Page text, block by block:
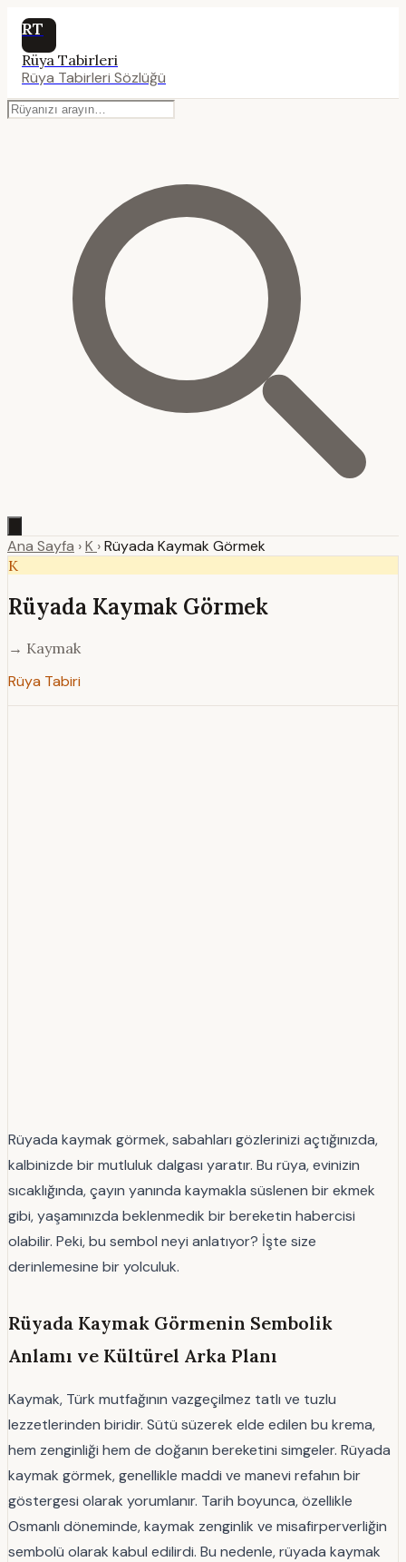
RT
Rüya Tabirleri
Rüya Tabirleri Sözlüğü
Ana Sayfa ›K ›Rüyada Kaymak Görmek
K
Rüyada Kaymak Görmek
→ Kaymak
Rüya Tabiri
Rüyada kaymak görmek, sabahları gözlerinizi açtığınızda,
kalbinizde bir mutluluk dalgası yaratır. Bu rüya, evinizin
sıcaklığında, çayın yanında kaymakla süslenen bir ekmek
gibi, yaşamınızda beklenmedik bir bereketin habercisi
olabilir. Peki, bu sembol neyi anlatıyor? İşte size
derinlemesine bir yolculuk.
Rüyada Kaymak Görmenin Sembolik
Anlamı ve Kültürel Arka Planı
Kaymak, Türk mutfağının vazgeçilmez tatlı ve tuzlu
lezzetlerinden biridir. Sütü süzerek elde edilen bu krema,
hem zenginliği hem de doğanın bereketini simgeler. Rüyada
kaymak görmek, genellikle maddi ve manevi refahın bir
göstergesi olarak yorumlanır. Tarih boyunca, özellikle
Osmanlı döneminde, kaymak zenginlik ve misafirperverliğin
sembolü olarak kabul edilirdi. Bu nedenle, rüyada kaymak